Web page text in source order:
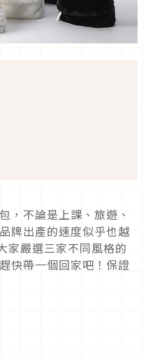
，不論是上課、旅遊、
牌出產的速度似乎也越
嚴選三家不同風格的
快帶一個回家吧！保證